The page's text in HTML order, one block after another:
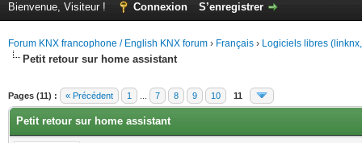
Bienvenue, Visiteur ! Connexion S’enregistrer
Forum KNX francophone / English KNX forum › Français › Logiciels libres
Petit retour sur home assistant
Pages (11) : « Précédent 1 7 8 9 10 11
Petit retour sur home assistant